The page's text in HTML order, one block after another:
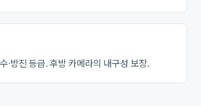
·방진 등급. 후방 카메라의 내구성 보장.